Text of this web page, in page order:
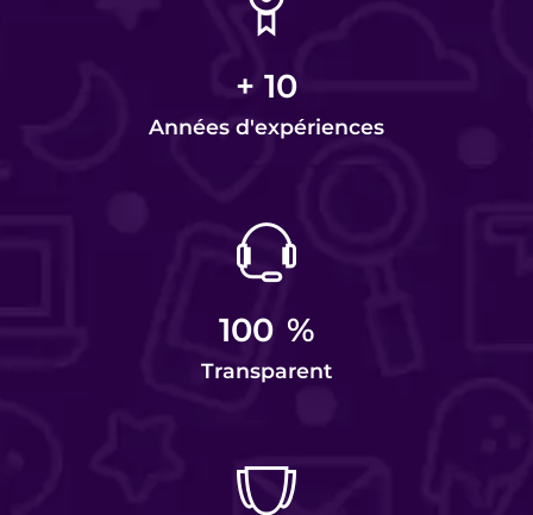
+ 10
Années d'expériences
100 %
Transparent